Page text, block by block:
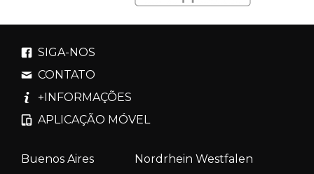
SIGA-NOS
CONTATO
+INFORMAÇÕES
APLICAÇÃO MÓVEL
Buenos Aires
Nordrhein Westfalen